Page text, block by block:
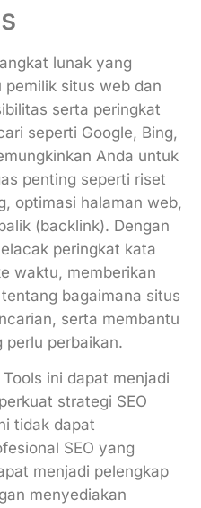
lunak yang
situs web dan
serta peringkat
seperti Google, Bing,
Anda untuk
penting seperti riset
optimasi halaman web,
(backlink). Dengan
peringkat kata
waktu, memberikan
bagaimana situs
serta membantu
perlu perbaikan.
ini dapat menjadi
strategi SEO
tidak dapat
SEO yang
menjadi pelengkap
menyediakan